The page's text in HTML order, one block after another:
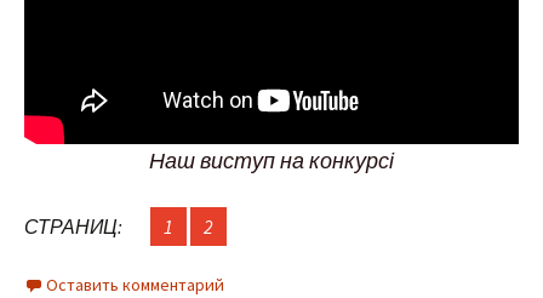
Наш виступ на конкурсі
СТРАНИЦ: 1 2
Оставить комментарий